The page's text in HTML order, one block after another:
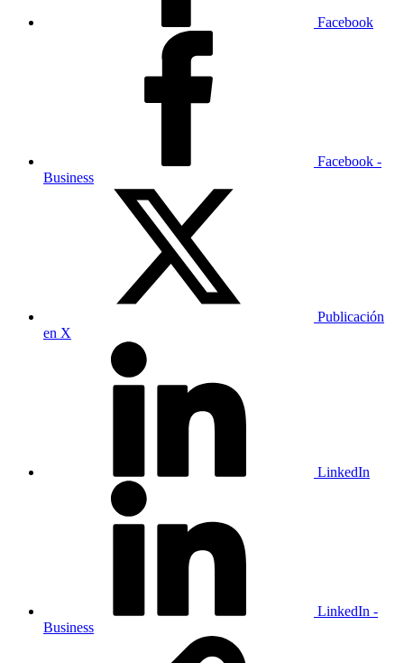
Facebook
Facebook -
Business
Publicación
en X
LinkedIn
LinkedIn -
Business